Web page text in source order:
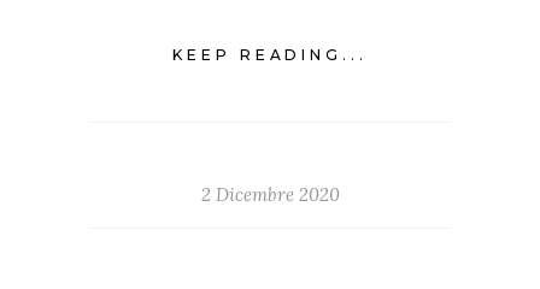
KEEP READING...
2 Dicembre 2020